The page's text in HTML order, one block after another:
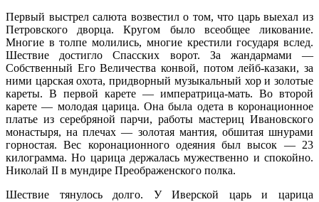
Первый выстрел салюта возвестил о том, что царь выехал из
Петровского дворца. Кругом было всеобщее ликование.
Многие в толпе молились, многие крестили государя вслед.
Шествие достигло Спасских ворот. За жандармами —
Собственный Его Величества конвой, потом лейб-казаки, за
ними царская охота, придворный музыкальный хор и золотые
кареты. В первой карете — императрица-мать. Во второй
карете — молодая царица. Она была одета в коронационное
платье из серебряной парчи, работы мастериц Ивановского
монастыря, на плечах — золотая мантия, обшитая шнурами
горностая. Вес коронационного одеяния был высок — 23
килограмма. Но царица держалась мужественно и спокойно.
Николай II в мундире Преображенского полка.
Шествие тянулось долго. У Иверской царь и царица